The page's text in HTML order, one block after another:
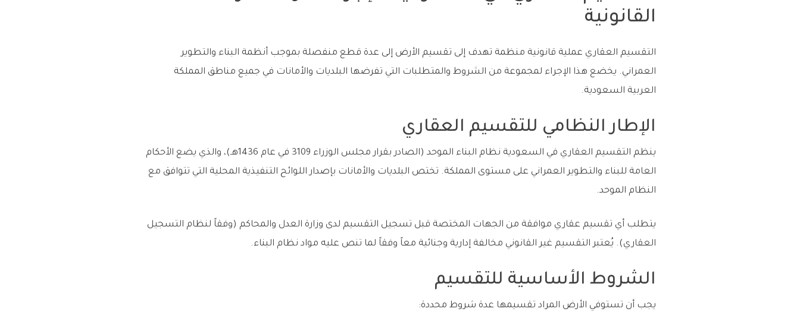
القانونية
التقسيم العقاري عملية قانونية منظمة تهدف إلى تقسيم الأرض إلى عدة قطع منفصلة بموجب أنظمة البناء والتطوير
العمراني. يخضع هذا الإجراء لمجموعة من الشروط والمتطلبات التي تفرضها البلديات والأمانات في جميع مناطق المملكة
العربية السعودية.
الإطار النظامي للتقسيم العقاري
ينظم التقسيم العقاري في السعودية نظام البناء الموحد (الصادر بقرار مجلس الوزراء 3109 في عام 1436هـ)، والذي يضع الأحكام
العامة للبناء والتطوير العمراني على مستوى المملكة. تختص البلديات والأمانات بإصدار اللوائح التنفيذية المحلية التي تتوافق مع
النظام الموحد.
يتطلب أي تقسيم عقاري موافقة من الجهات المختصة قبل تسجيل التقسيم لدى وزارة العدل والمحاكم (وفقاً لنظام التسجيل
العقاري). يُعتبر التقسيم غير القانوني مخالفة إدارية وجنائية معاً وفقاً لما تنص عليه مواد نظام البناء.
الشروط الأساسية للتقسيم
يجب أن تستوفي الأرض المراد تقسيمها عدة شروط محددة: